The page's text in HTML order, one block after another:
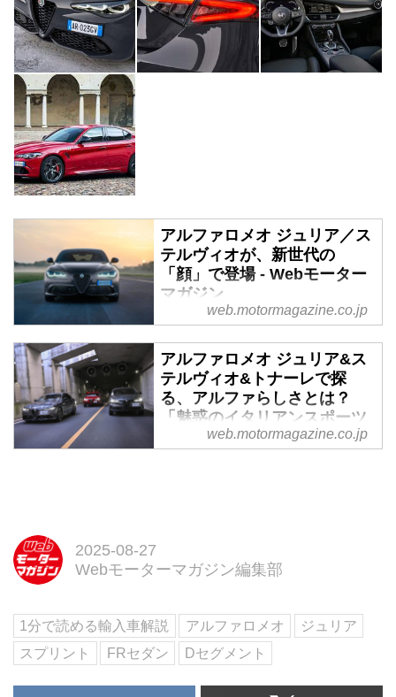
アルファロメオ ジュリア／ス
テルヴィオが、新世代の
「顔」で登場 - Webモーター
マガジン
2023年5月29日、ステランティス
ジャパンはアルファロメオのスポ
ーツサルーン「Giulia（ジュリ
ア）」とSUV「Stelvio（ステルヴ
ィオ）」をフェイスリフトし、6
月3日より全国のアルファ ロメオ
正規ディーラーにて販売開始する
web.motormagazine.co.jp
アルファロメオ ジュリア&ス
テルヴィオ&トナーレで探
る、アルファらしさとは？
「魅惑のイタリアンスポーツ
ロードテスト」 - Webモータ
ァロメオとわからせる。創立113
Magazine 2023年12月号より）
web.motormagazine.co.jp
2025-08-27
Webモーターマガジン編集部
1分で読める輸入車解説 アルファロメオ
ジュリア
スプリント
FRセダン Dセグメント